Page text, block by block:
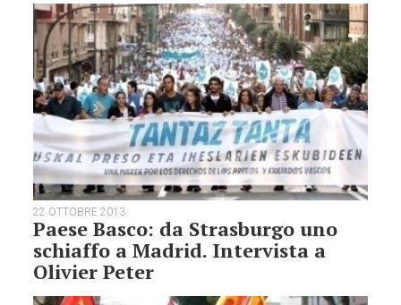
22 OTTOBRE 2013
Paese Basco: da Strasburgo uno
schiaffo a Madrid. Intervista a
Olivier Peter